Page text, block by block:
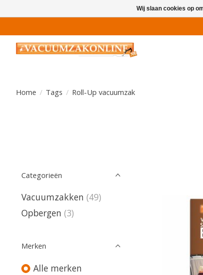
Home / Tags / Roll-Up vacuumzak
Categorieën
Vacuumzakken (49)
Opbergen (3)
Merken
Alle merken
Wij slaan cookies op